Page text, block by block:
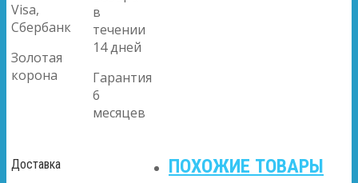
Visa,
Сбербанк
Золотая
корона
в
течении
14 дней
Гарантия
6
месяцев
Доставка ПОХОЖИЕ ТОВАРЫ